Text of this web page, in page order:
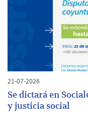
21-07-2026
Se dictará en
y justicia social